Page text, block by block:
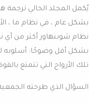
يُكمل المجلد الحالي ترجمة
بشكل عام ، في نظام ما ،
نظام شوبنهاور أكثر من أي
بشكل أقل وضوحًا: أسلوبه
تلك الأرواح التي تتمتع
السؤال الذي طرحته